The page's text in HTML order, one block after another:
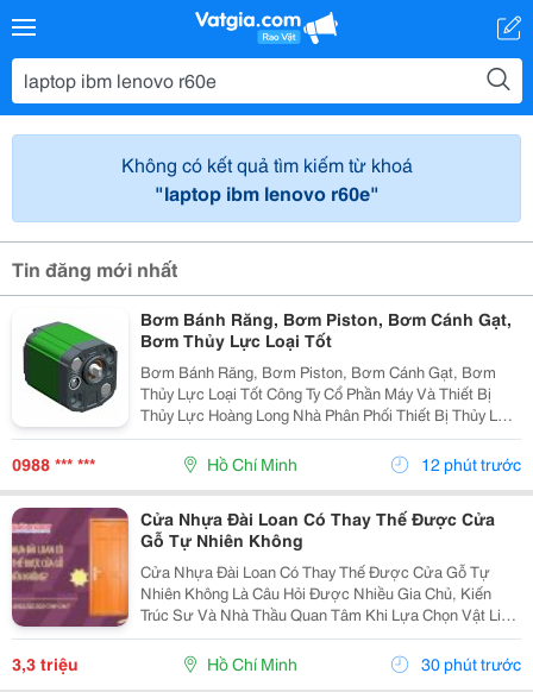
Không có kết quả tìm kiếm từ khoá
"laptop ibm lenovo r60e"
Tin đăng mới nhất
Bơm Bánh Răng, Bơm Piston, Bơm Cánh Gạt,
Bơm Thủy Lực Loại Tốt
Bơm Bánh Răng, Bơm Piston, Bơm Cánh Gạt, Bơm
Thủy Lực Loại Tốt Công Ty Cổ Phần Máy Và Thiết Bị
Thủy Lực Hoàng Long Nhà Phân Phối Thiết Bị Thủy Lực
- Khí Nén Và Máy Móc Tự Động Hóa. Tư Vấn, Sửa
Chữa, Thi Công, Thiết Kế Hệ Thống Thủy Lực Nhanh
Thủy Lực...
0988 *** *** Hồ Chí Minh 12 phút trước
Cửa Nhựa Đài Loan Có Thay Thế Được Cửa
Gỗ Tự Nhiên Không
Cửa Nhựa Đài Loan Có Thay Thế Được Cửa Gỗ Tự
Nhiên Không Là Câu Hỏi Được Nhiều Gia Chủ, Kiến
Trúc Sư Và Nhà Thầu Quan Tâm Khi Lựa Chọn Vật Liệu
Cửa Cho Các Công Trình Hiện Đại. Trong Bối Cảnh Giá
Gỗ Tự Nhiên Ngày Càng Cao, Khai Thác Gỗ Gây Áp
Lực Lên...
3,3 triệu Hồ Chí Minh 30 phút trước